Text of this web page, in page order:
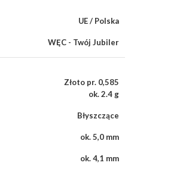
UE / Polska
WĘC - Twój Jubiler
Złoto pr. 0,585
ok. 2.4 g
Błyszczące
ok. 5,0 mm
ok. 4,1 mm